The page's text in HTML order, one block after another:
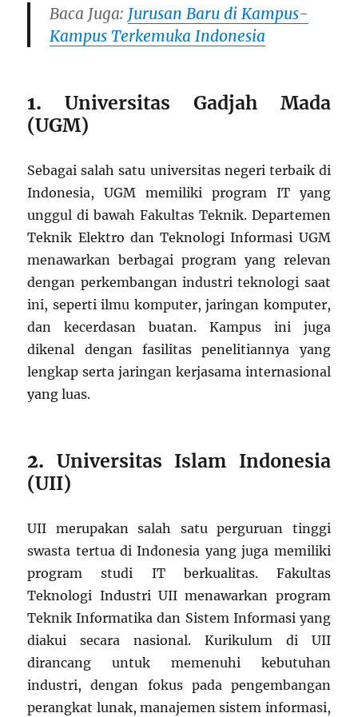
Baca Juga: Jurusan Baru di Kampus-
Kampus Terkemuka Indonesia
1.Universitas Gadjah Mada
(UGM)
Sebagai salah satu universitas negeri terbaik di
Indonesia, UGM memiliki program IT yang
unggul di bawah Fakultas Teknik. Departemen
Teknik Elektro dan Teknologi Informasi UGM
menawarkan berbagai program yang relevan
dengan perkembangan industri teknologi saat
ini, seperti ilmu komputer, jaringan komputer,
dan kecerdasan buatan. Kampus ini juga
dikenal dengan fasilitas penelitiannya yang
lengkap serta jaringan kerjasama internasional
yang luas.
2. Universitas Islam Indonesia
(UII)
UII merupakan salah satu perguruan tinggi
swasta tertua di Indonesia yang juga memiliki
program studi IT berkualitas. Fakultas
Teknologi Industri UII menawarkan program
Teknik Informatika dan Sistem Informasi yang
diakui secara nasional. Kurikulum di UII
dirancang untuk memenuhi kebutuhan
industri, dengan fokus pada pengembangan
perangkat lunak, manajemen sistem informasi,